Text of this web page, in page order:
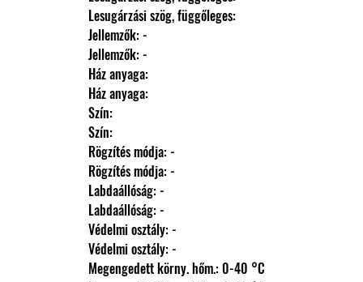
                Lesugárzási szög, függőleges:
                Jellemzők: -
                Jellemzők: -
                Ház anyaga:
                Ház anyaga:
                Szín:
                Szín:
                Rögzítés módja: -
                Rögzítés módja: -
                Labdaállóság: -
                Labdaállóság: -
                Védelmi osztály: -
                Védelmi osztály: -
                Megengedett körny. hőm.: 0-40 °C